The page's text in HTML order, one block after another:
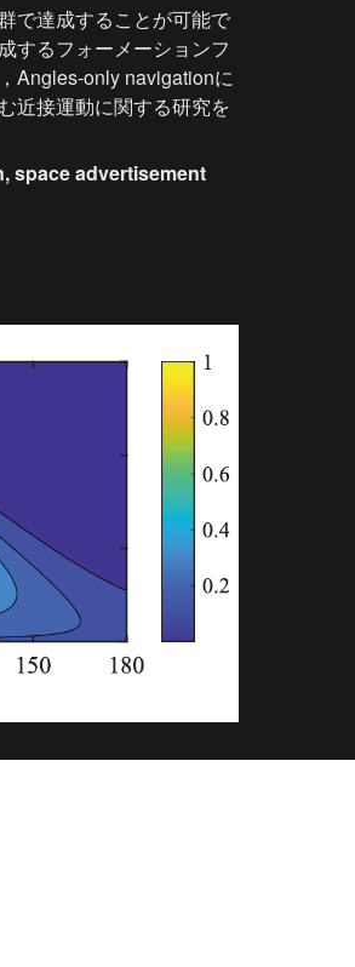
で達成することが可能で
するフォーメーションフ
Angles-only navigationに
近接運動に関する研究を
space advertisement